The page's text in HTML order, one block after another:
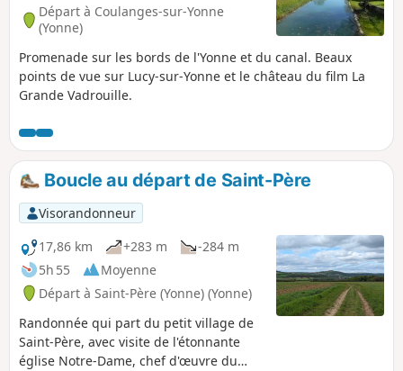
Départ à Coulanges-sur-Yonne
(Yonne)
Promenade sur les bords de l'Yonne et du canal. Beaux
points de vue sur Lucy-sur-Yonne et le château du film La
Grande Vadrouille.
Boucle au départ de Saint-Père
Visorandonneur
17,86 km
+283 m
-284 m
5h 55
Moyenne
Départ à Saint-Père (Yonne) (Yonne)
Randonnée qui part du petit village de
Saint-Père, avec visite de l'étonnante
église Notre-Dame, chef d'œuvre du